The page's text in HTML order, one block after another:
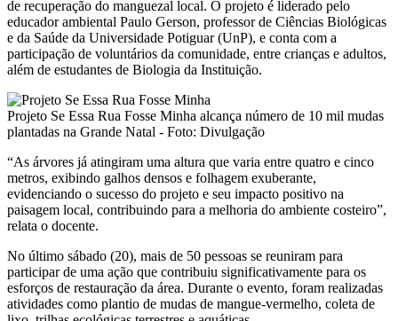
de recuperação do manguezal local. O projeto é liderado pelo
educador ambiental Paulo Gerson, professor de Ciências Biológicas
e da Saúde da Universidade Potiguar (UnP), e conta com a
participação de voluntários da comunidade, entre crianças e adultos,
além de estudantes de Biologia da Instituição.
Projeto Se Essa Rua Fosse Minha alcança número de 10 mil mudas
plantadas na Grande Natal - Foto: Divulgação
“As árvores já atingiram uma altura que varia entre quatro e cinco
metros, exibindo galhos densos e folhagem exuberante,
evidenciando o sucesso do projeto e seu impacto positivo na
paisagem local, contribuindo para a melhoria do ambiente costeiro”,
relata o docente.
No último sábado (20), mais de 50 pessoas se reuniram para
participar de uma ação que contribuiu significativamente para os
esforços de restauração da área. Durante o evento, foram realizadas
atividades como plantio de mudas de mangue-vermelho, coleta de